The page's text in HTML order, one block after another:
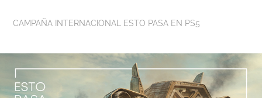
CAMPAÑA INTERNACIONAL ESTO PASA EN PS5